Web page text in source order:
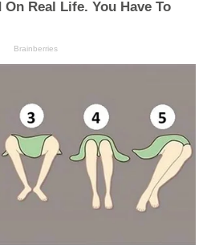
Real Life. You Have To
Brainberries